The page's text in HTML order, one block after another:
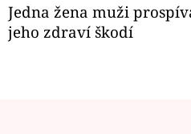
Jedna žena muži
jeho zdraví škodí